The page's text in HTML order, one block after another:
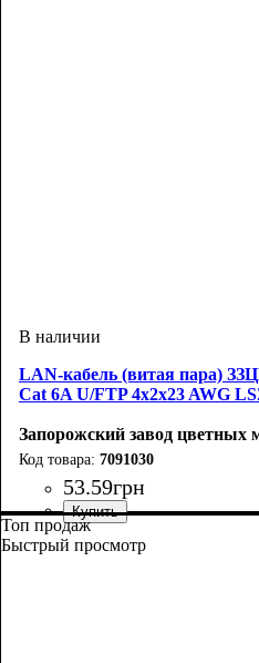
LAN-кабель (витая пара)
Cat 6A U/FTP 4x2x23 AWG
Запорожский завод цветных
7091030
53.59грн
Категория
Тип: U/UTP
Оболочка
Топ продаж
Быстрый просмотр